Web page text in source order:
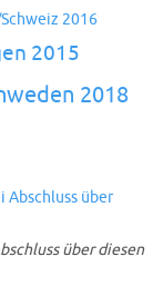
2016
2015
2018
über diesen